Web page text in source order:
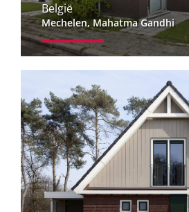
België
Mechelen, Mahatma Gandhi